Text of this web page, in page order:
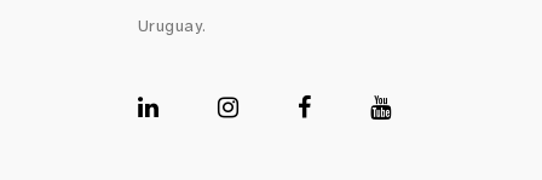
Uruguay.